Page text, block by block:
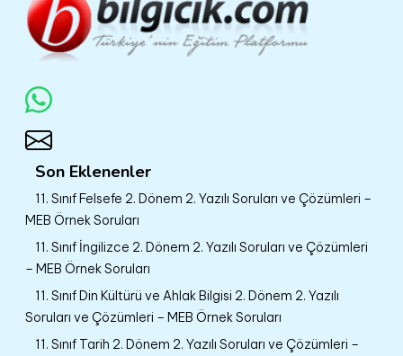
Son Eklenenler
11. Sınıf Felsefe 2. Dönem 2. Yazılı Soruları ve Çözümleri –
MEB Örnek Soruları
11. Sınıf İngilizce 2. Dönem 2. Yazılı Soruları ve Çözümleri
– MEB Örnek Soruları
11. Sınıf Din Kültürü ve Ahlak Bilgisi 2. Dönem 2. Yazılı
Soruları ve Çözümleri – MEB Örnek Soruları
11. Sınıf Tarih 2. Dönem 2. Yazılı Soruları ve Çözümleri –